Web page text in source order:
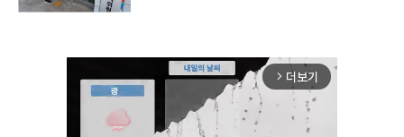
arrow_forward_ios 더보기